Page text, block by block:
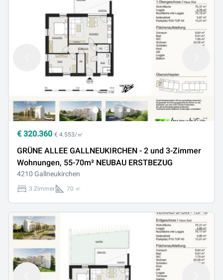
€ 320.360 € 4.553/㎡
GRÜNE ALLEE GALLNEUKIRCHEN - 2 und 3-Zimmer
Wohnungen, 55-70m² NEUBAU ERSTBEZUG
4210 Gallneukirchen
3 Zimmer 70 ㎡